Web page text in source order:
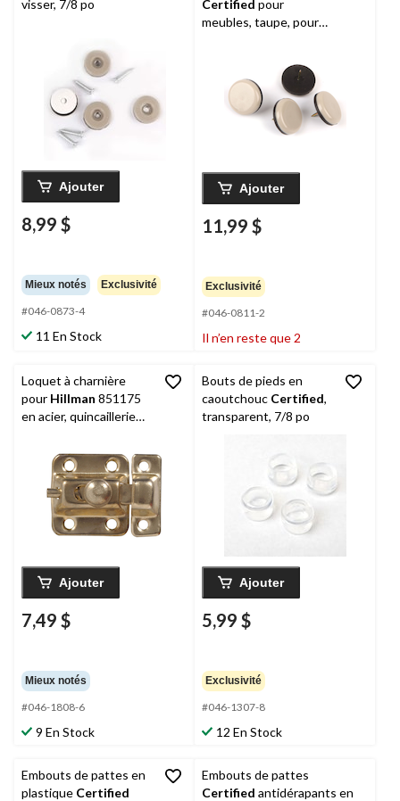
visser, 7/8 po
Ajouter
8,99 $
Mieux notés Exclusivité
#046-0873-4
11 En Stock
Certified pour
meubles, taupe, pour
Ajouter
11,99 $
Exclusivité
#046-0811-2
Il n’en reste que 2
Loquet à charnière
pour Hillman 851175
en acier, quincaillerie
plaqué laiton, paq. 1
Ajouter
7,49 $
Mieux notés
#046-1808-6
9 En Stock
Bouts de pieds en
caoutchouc Certified,
transparent, 7/8 po
Ajouter
5,99 $
Exclusivité
#046-1307-8
12 En Stock
Embouts de pattes en
plastique Certified
Embouts de pattes
Certified antidérapants en